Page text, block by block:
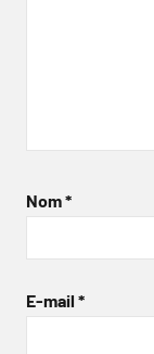
Nom*
E-mail *